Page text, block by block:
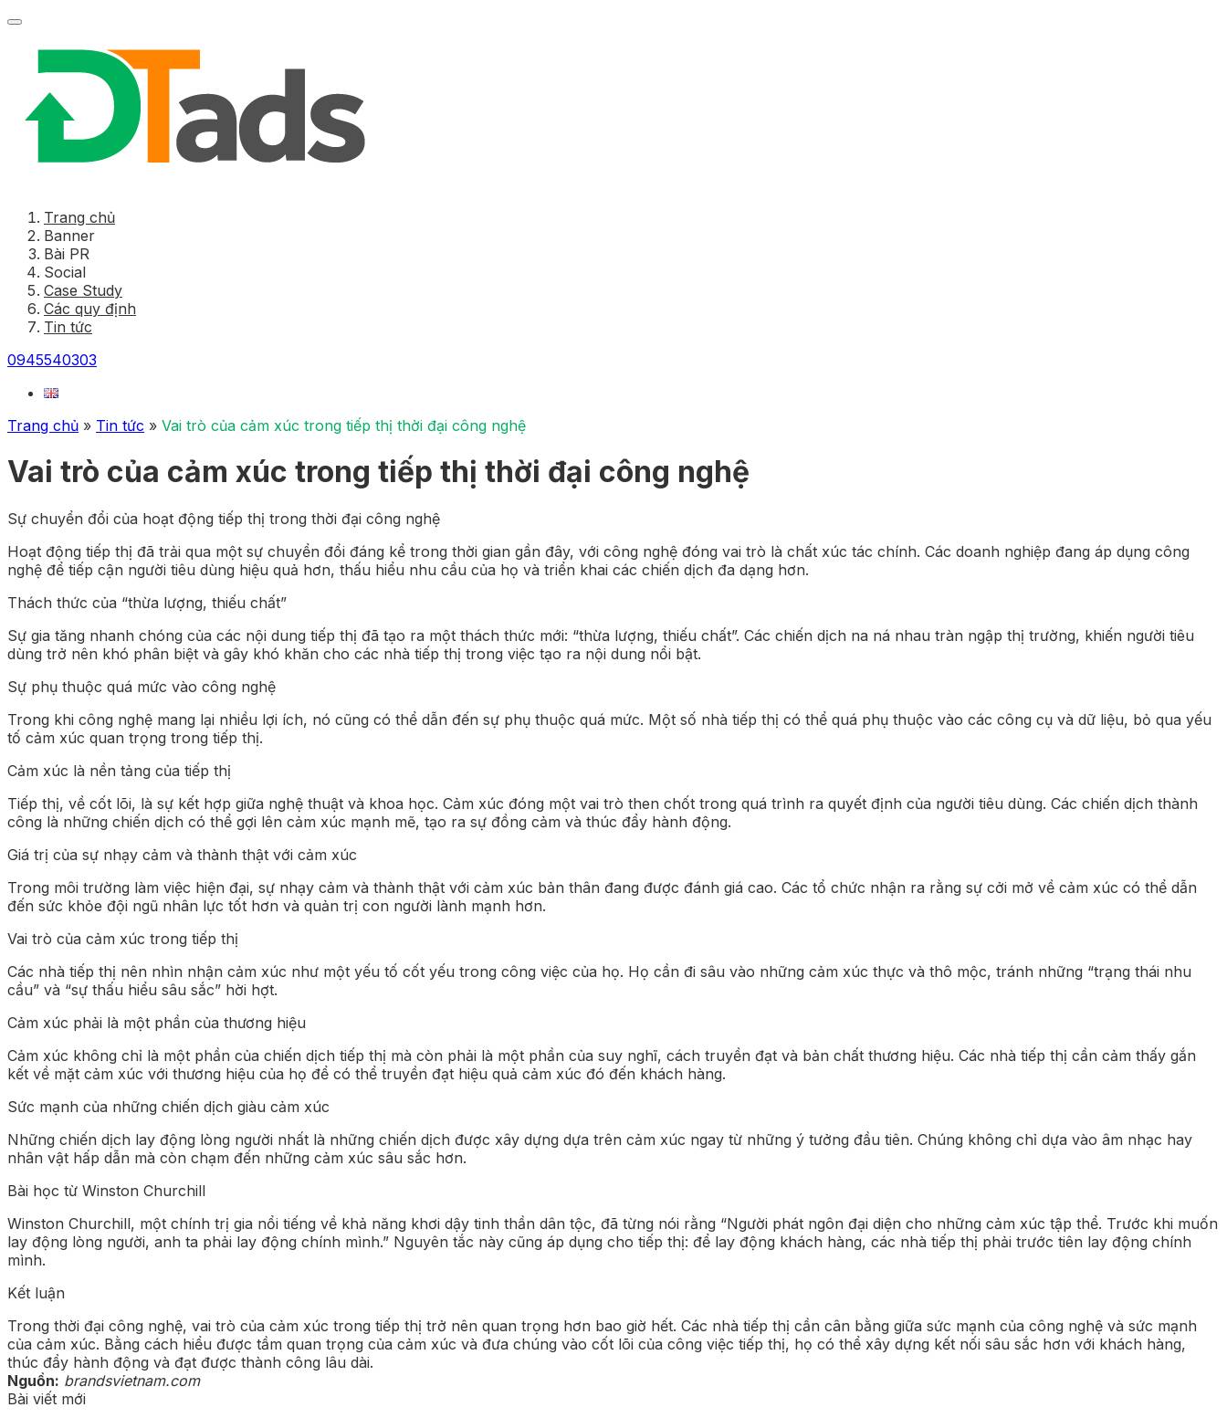
Trang chủ
Banner
Bài PR
Social
Case Study
Các quy định
Tin tức
0945540303
Trang chủ » Tin tức » Vai trò của cảm xúc trong tiếp thị thời đại công nghệ
Vai trò của cảm xúc trong tiếp thị thời đại công nghệ
Sự chuyển đổi của hoạt động tiếp thị trong thời đại công nghệ
Hoạt động tiếp thị đã trải qua một sự chuyển đổi đáng kể trong thời gian gần đây, với công nghệ đóng vai trò là chất xúc tác chính. Các doanh nghiệp đang áp dụng công
nghệ để tiếp cận người tiêu dùng hiệu quả hơn, thấu hiểu nhu cầu của họ và triển khai các chiến dịch đa dạng hơn.
Thách thức của “thừa lượng, thiếu chất”
Sự gia tăng nhanh chóng của các nội dung tiếp thị đã tạo ra một thách thức mới: “thừa lượng, thiếu chất”. Các chiến dịch na ná nhau tràn ngập thị trường, khiến người tiêu
dùng trở nên khó phân biệt và gây khó khăn cho các nhà tiếp thị trong việc tạo ra nội dung nổi bật.
Sự phụ thuộc quá mức vào công nghệ
Trong khi công nghệ mang lại nhiều lợi ích, nó cũng có thể dẫn đến sự phụ thuộc quá mức. Một số nhà tiếp thị có thể quá phụ thuộc vào các công cụ và dữ liệu, bỏ qua yếu
tố cảm xúc quan trọng trong tiếp thị.
Cảm xúc là nền tảng của tiếp thị
Tiếp thị, về cốt lõi, là sự kết hợp giữa nghệ thuật và khoa học. Cảm xúc đóng một vai trò then chốt trong quá trình ra quyết định của người tiêu dùng. Các chiến dịch thành
công là những chiến dịch có thể gợi lên cảm xúc mạnh mẽ, tạo ra sự đồng cảm và thúc đẩy hành động.
Giá trị của sự nhạy cảm và thành thật với cảm xúc
Trong môi trường làm việc hiện đại, sự nhạy cảm và thành thật với cảm xúc bản thân đang được đánh giá cao. Các tổ chức nhận ra rằng sự cởi mở về cảm xúc có thể dẫn
đến sức khỏe đội ngũ nhân lực tốt hơn và quản trị con người lành mạnh hơn.
Vai trò của cảm xúc trong tiếp thị
Các nhà tiếp thị nên nhìn nhận cảm xúc như một yếu tố cốt yếu trong công việc của họ. Họ cần đi sâu vào những cảm xúc thực và thô mộc, tránh những “trạng thái nhu
cầu” và “sự thấu hiểu sâu sắc” hời hợt.
Cảm xúc phải là một phần của thương hiệu
Cảm xúc không chỉ là một phần của chiến dịch tiếp thị mà còn phải là một phần của suy nghĩ, cách truyền đạt và bản chất thương hiệu. Các nhà tiếp thị cần cảm thấy gắn
kết về mặt cảm xúc với thương hiệu của họ để có thể truyền đạt hiệu quả cảm xúc đó đến khách hàng.
Sức mạnh của những chiến dịch giàu cảm xúc
Những chiến dịch lay động lòng người nhất là những chiến dịch được xây dựng dựa trên cảm xúc ngay từ những ý tưởng đầu tiên. Chúng không chỉ dựa vào âm nhạc hay
nhân vật hấp dẫn mà còn chạm đến những cảm xúc sâu sắc hơn.
Bài học từ Winston Churchill
Winston Churchill, một chính trị gia nổi tiếng về khả năng khơi dậy tinh thần dân tộc, đã từng nói rằng “Người phát ngôn đại diện cho những cảm xúc tập thể. Trước khi muốn
lay động lòng người, anh ta phải lay động chính mình.” Nguyên tắc này cũng áp dụng cho tiếp thị: để lay động khách hàng, các nhà tiếp thị phải trước tiên lay động chính
mình.
Kết luận
Trong thời đại công nghệ, vai trò của cảm xúc trong tiếp thị trở nên quan trọng hơn bao giờ hết. Các nhà tiếp thị cần cân bằng giữa sức mạnh của công nghệ và sức mạnh
của cảm xúc. Bằng cách hiểu được tầm quan trọng của cảm xúc và đưa chúng vào cốt lõi của công việc tiếp thị, họ có thể xây dựng kết nối sâu sắc hơn với khách hàng,
thúc đẩy hành động và đạt được thành công lâu dài.
Nguồn: brandsvietnam.com
Bài viết mới